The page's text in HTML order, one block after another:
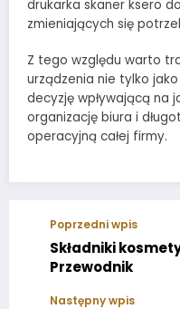
drukarka skaner ksero
zmieniających się
Z tego względu warto
urządzenia nie tylko
decyzję wpływającą na
organizację biura i
operacyjną całej firmy.
Poprzedni wpis
Składniki
Przewodnik
Następny wpis